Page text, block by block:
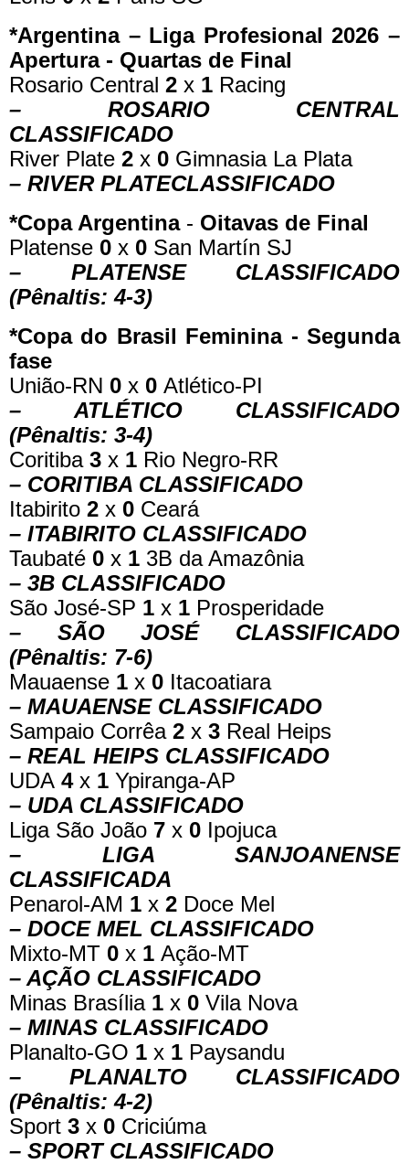
*Argentina – Liga Profesional 2026 –
Apertura - Quartas de Final
Rosario Central 2 x 1 Racing
– ROSARIO CENTRAL
CLASSIFICADO
River Plate 2 x 0 Gimnasia La Plata
– RIVER PLATECLASSIFICADO
*Copa Argentina- Oitavas de Final
Platense 0 x 0 San Martín SJ
– PLATENSE CLASSIFICADO
(Pênaltis: 4-3)
*Copa do Brasil Feminina - Segunda
fase
União-RN 0 x 0 Atlético-PI
– ATLÉTICO CLASSIFICADO
(Pênaltis: 3-4)
Coritiba 3 x 1 Rio Negro-RR
– CORITIBA CLASSIFICADO
Itabirito 2 x 0 Ceará
– ITABIRITO CLASSIFICADO
Taubaté 0 x 1 3B da Amazônia
– 3B CLASSIFICADO
São José-SP 1 x 1 Prosperidade
– SÃO JOSÉ CLASSIFICADO
(Pênaltis: 7-6)
Mauaense 1 x 0 Itacoatiara
– MAUAENSE CLASSIFICADO
Sampaio Corrêa 2 x 3 Real Heips
– REAL HEIPS CLASSIFICADO
UDA 4x 1 Ypiranga-AP
– UDA CLASSIFICADO
Liga São João 7 x 0 Ipojuca
– LIGA SANJOANENSE
CLASSIFICADA
Penarol-AM 1 x 2 Doce Mel
– DOCE MEL CLASSIFICADO
Mixto-MT 0 x 1 Ação-MT
– AÇÃO CLASSIFICADO
Minas Brasília 1 x 0 Vila Nova
– MINAS CLASSIFICADO
Planalto-GO 1 x 1 Paysandu
– PLANALTO CLASSIFICADO
(Pênaltis: 4-2)
Sport 3 x 0 Criciúma
– SPORT CLASSIFICADO